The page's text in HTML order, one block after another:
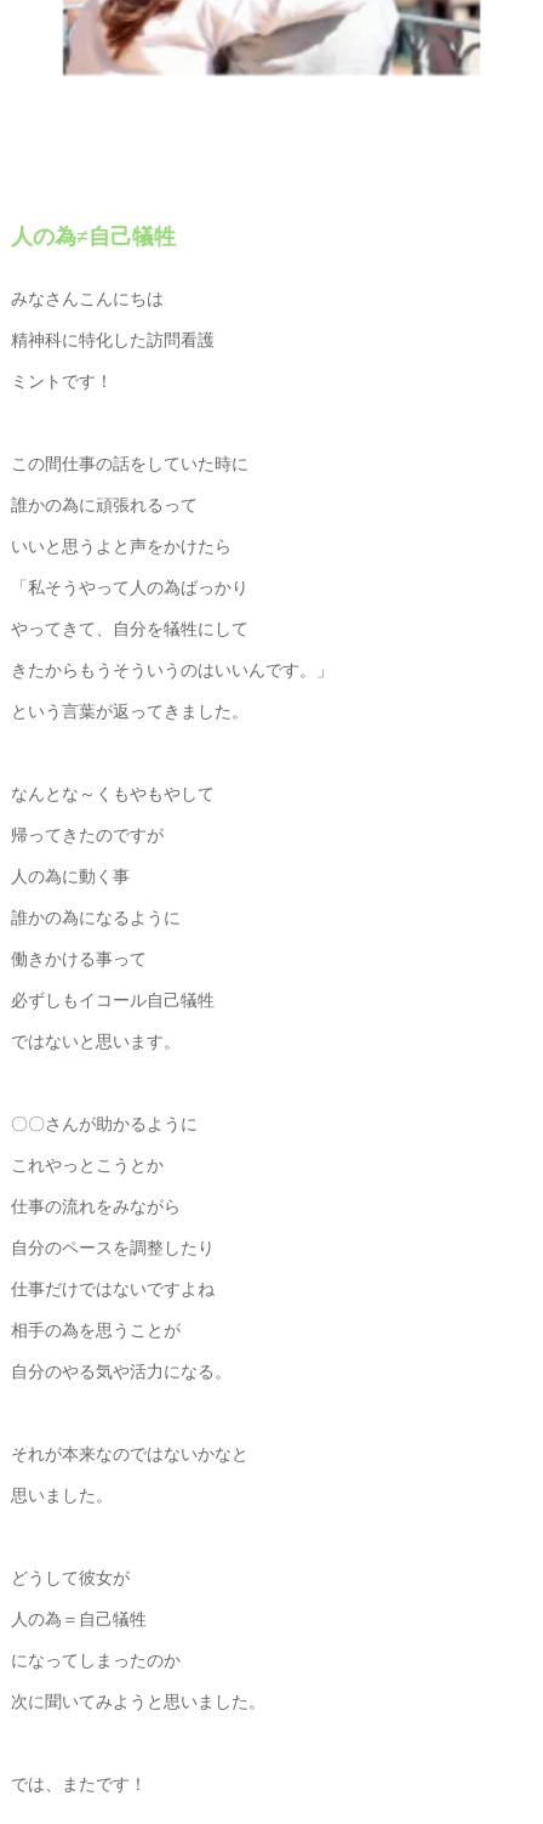
人の為≠自己犠牲
みなさんこんにちは
精神科に特化した訪問看護
ミントです！
この間仕事の話をしていた時に
誰かの為に頑張れるって
いいと思うよと声をかけたら
「私そうやって人の為ばっかり
やってきて、自分を犠牲にして
きたからもうそういうのはいいんです。」
という言葉が返ってきました。
なんとな～くもやもやして
帰ってきたのですが
人の為に動く事
誰かの為になるように
働きかける事って
必ずしもイコール自己犠牲
ではないと思います。
〇〇さんが助かるように
これやっとこうとか
仕事の流れをみながら
自分のペースを調整したり
仕事だけではないですよね
相手の為を思うことが
自分のやる気や活力になる。
それが本来なのではないかなと
思いました。
どうして彼女が
人の為＝自己犠牲
になってしまったのか
次に聞いてみようと思いました。
では、またです！